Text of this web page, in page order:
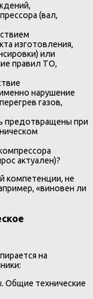
(вал,
изготовления,
или
правил ТО,
нарушение
газов,
предотвращены при
актуален)?
компетенции, не
«виновен ли
на
Общие технические